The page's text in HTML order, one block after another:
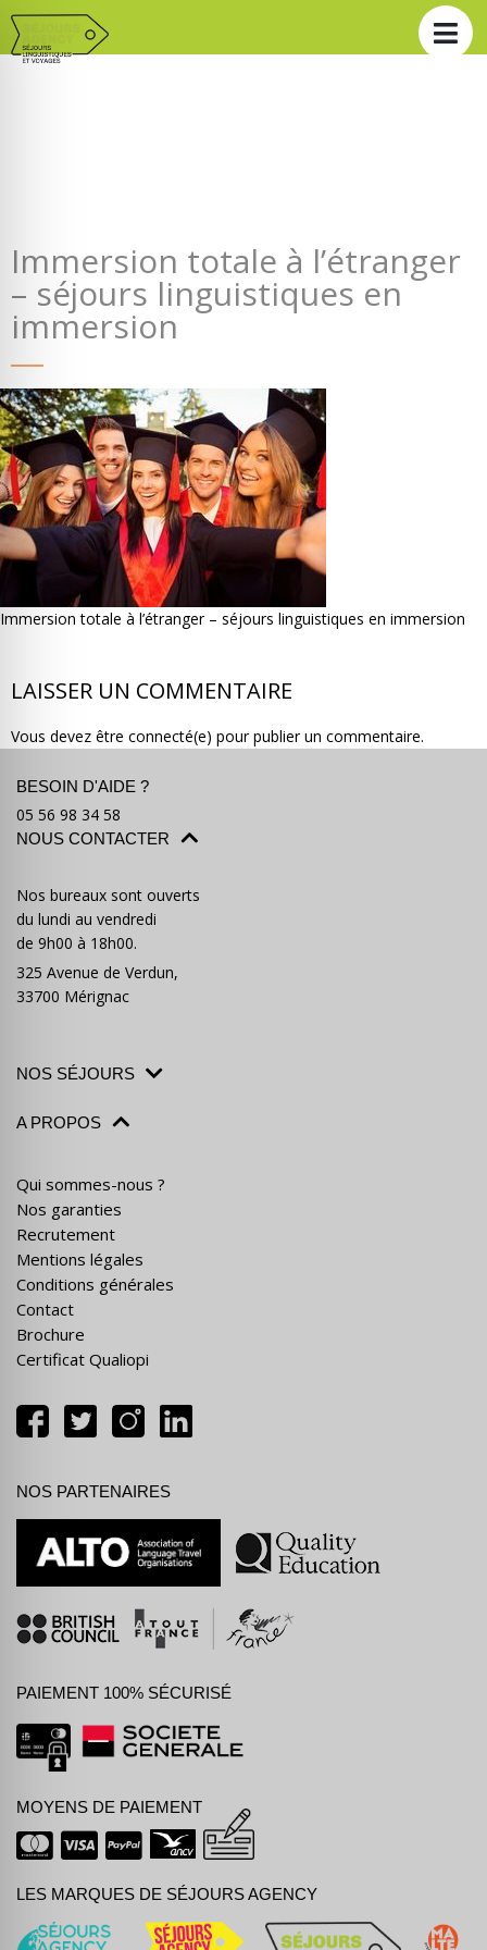
Immersion totale à l’étranger
– séjours linguistiques en
immersion
Immersion totale à l’étranger – séjours linguistiques en immersion
LAISSER UN COMMENTAIRE
Vous devez être connecté(e) pour publier un commentaire.
BESOIN D'AIDE ?
05 56 98 34 58
NOUS CONTACTER
Nos bureaux sont ouverts
du lundi au vendredi
de 9h00 à 18h00.
325 Avenue de Verdun,
33700 Mérignac
NOS SÉJOURS
A PROPOS
Qui sommes-nous ?
Nos garanties
Recrutement
Mentions légales
Conditions générales
Contact
Brochure
Certificat Qualiopi
NOS PARTENAIRES
PAIEMENT 100% SÉCURISÉ
MOYENS DE PAIEMENT
LES MARQUES DE SÉJOURS AGENCY
Devis & contact